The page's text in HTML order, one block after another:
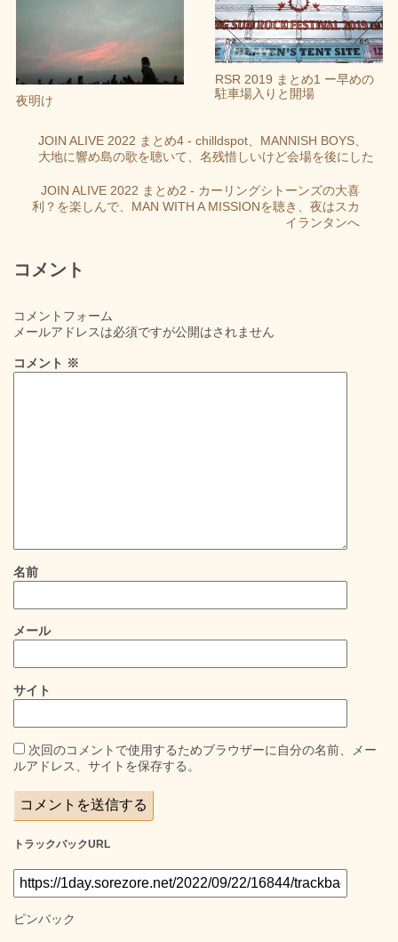
夜明け
RSR 2019 まとめ1 ー早めの
駐車場入りと開場
JOIN ALIVE 2022 まとめ4 - chilldspot、MANNISH BOYS、
大地に響め島の歌を聴いて、名残惜しいけど会場を後にした
JOIN ALIVE 2022 まとめ2 - カーリングシトーンズの大喜
利？を楽しんで、MAN WITH A MISSIONを聴き、夜はスカ
イランタンへ
コメント
コメントフォーム
メールアドレスは必須ですが公開はされません
コメント ※
名前
メール
サイト
次回のコメントで使用するためブラウザーに自分の名前、メー
ルアドレス、サイトを保存する。
トラックバックURL
ピンバック